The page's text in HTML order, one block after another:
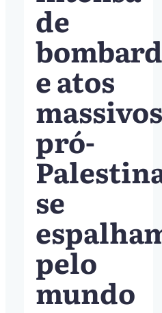
de
e atos
massivos
pró-
se
pelo
mundo